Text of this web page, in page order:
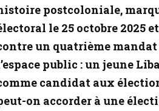
postcoloniale,
le 25 octobre 2025
un quatrième
public : un jeune
candidat aux
on accorder à une